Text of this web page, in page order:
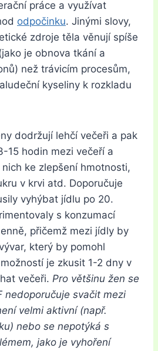
práce a využívat
odpočinku. Jinými slovy,
zdroje těla věnují spíše
je obnova tkání a
než trávicím procesům,
kyseliny k rozkladu
dodržují lehčí večeři a pak
15 hodin mezi večeří a
ke zlepšení hmotnosti,
v krvi atd. Doporučuje
vyhýbat jídlu po 20.
s konzumací
přičemž mezi jídly by
který by pomohl
je zkusit 1-2 dny v
večeři. Pro většinu žen se
nedoporučuje svačit mezi
velmi aktivní (např.
nebo se nepotýká s
jako je vyhoření